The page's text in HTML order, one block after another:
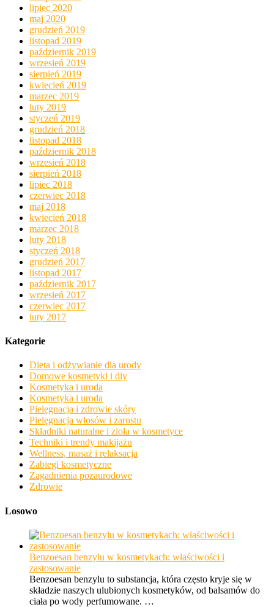
lipiec 2020
maj 2020
grudzień 2019
listopad 2019
październik 2019
wrzesień 2019
sierpień 2019
kwiecień 2019
marzec 2019
luty 2019
styczeń 2019
grudzień 2018
listopad 2018
październik 2018
wrzesień 2018
sierpień 2018
lipiec 2018
czerwiec 2018
maj 2018
kwiecień 2018
marzec 2018
luty 2018
styczeń 2018
grudzień 2017
listopad 2017
październik 2017
wrzesień 2017
czerwiec 2017
luty 2017
Kategorie
Dieta i odżywianie dla urody
Domowe kosmetyki i diy
Kosmetyka i uroda
Kosmetyka i uroda
Pielęgnacja i zdrowie skóry
Pielęgnacja włosów i zarostu
Składniki naturalne i zioła w kosmetyce
Techniki i trendy makijażu
Wellness, masaż i relaksacja
Zabiegi kosmetyczne
Zagadnienia pozaurodowe
Zdrowie
Losowo
Benzoesan benzylu w kosmetykach: właściwości i
zastosowanie
Benzoesan benzylu to substancja, która często kryje się w
składzie naszych ulubionych kosmetyków, od balsamów do
ciała po wody perfumowane. …